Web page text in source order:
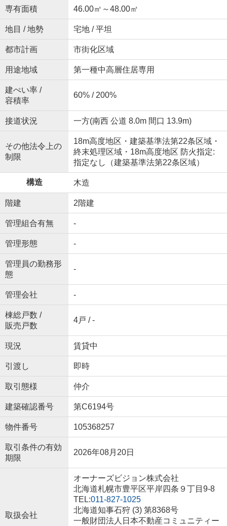
専有面積 46.00㎡～48.00㎡
地目 / 地勢 宅地 / 平坦
都市計画 市街化区域
用途地域 第一種中高層住居専用
建ぺい率 /
容積率
60% / 200%
接道状況 一方(南西 公道 8.0m 間口 13.9m)
その他法令上の
制限
18m高度地区・建築基準法第22条区域・
終末処理区域・18m高度地区 防火指定:
指定なし（建築基準法第22条区域）
構造 木造
階建 2階建
管理組合有無 -
管理形態 -
管理員の勤務形
態
-
管理会社 -
棟総戸数 /
販売戸数
4戸 / -
現況 賃貸中
引渡し 即時
取引態様 仲介
建築確認番号 第C6194号
物件番号 105368257
取引条件の有効
期限
2026年08月20日
取扱会社
オーナーズビジョン株式会社
北海道札幌市豊平区平岸四条９丁目9-8
TEL:011-827-1025
北海道知事石狩 (3) 第8368号
一般財団法人日本不動産コミュニティー